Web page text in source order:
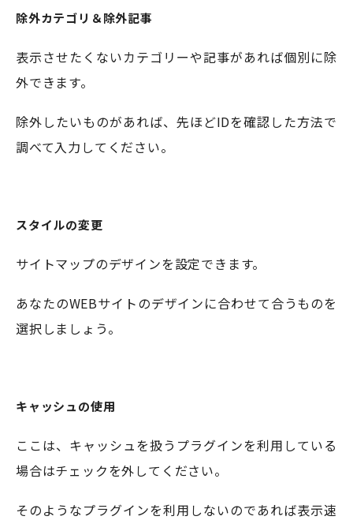
除外カテゴリ＆除外記事
表示させたくないカテゴリーや記事があれば個別に除
外できます。
除外したいものがあれば、先ほどIDを確認した方法で
調べて入力してください。
スタイルの変更
サイトマップのデザインを設定できます。
あなたのWEBサイトのデザインに合わせて合うものを
選択しましょう。
キャッシュの使用
ここは、キャッシュを扱うプラグインを利用している
場合はチェックを外してください。
そのようなプラグインを利用しないのであれば表示速